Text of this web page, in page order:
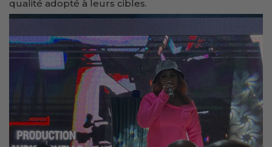
qualité adopté à leurs cibles.